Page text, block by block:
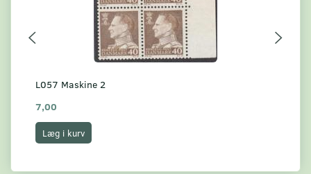
L057 Maskine 2
7,00
Læg i kurv